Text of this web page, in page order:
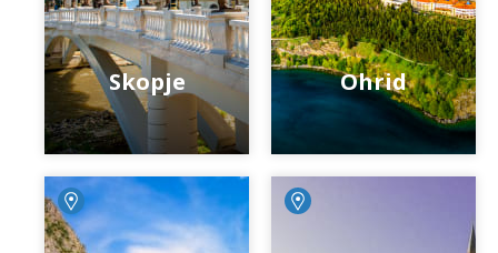
Skopje Ohrid